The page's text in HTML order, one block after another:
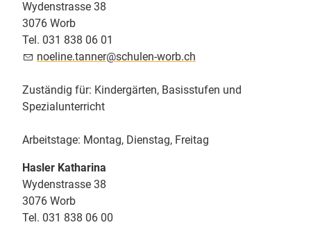
Wydenstrasse 38
3076 Worb
Tel. 031 838 06 01
n
n t nn r sch n-w rb ch
Zuständig für: Kindergärten, Basisstufen und
Spezialunterricht
Arbeitstage: Montag, Dienstag, Freitag
Hasler Katharina
Wydenstrasse 38
3076 Worb
Tel. 031 838 06 00